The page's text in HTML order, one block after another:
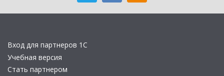
Вход для партнеров 1С
Учебная версия
Стать партнером